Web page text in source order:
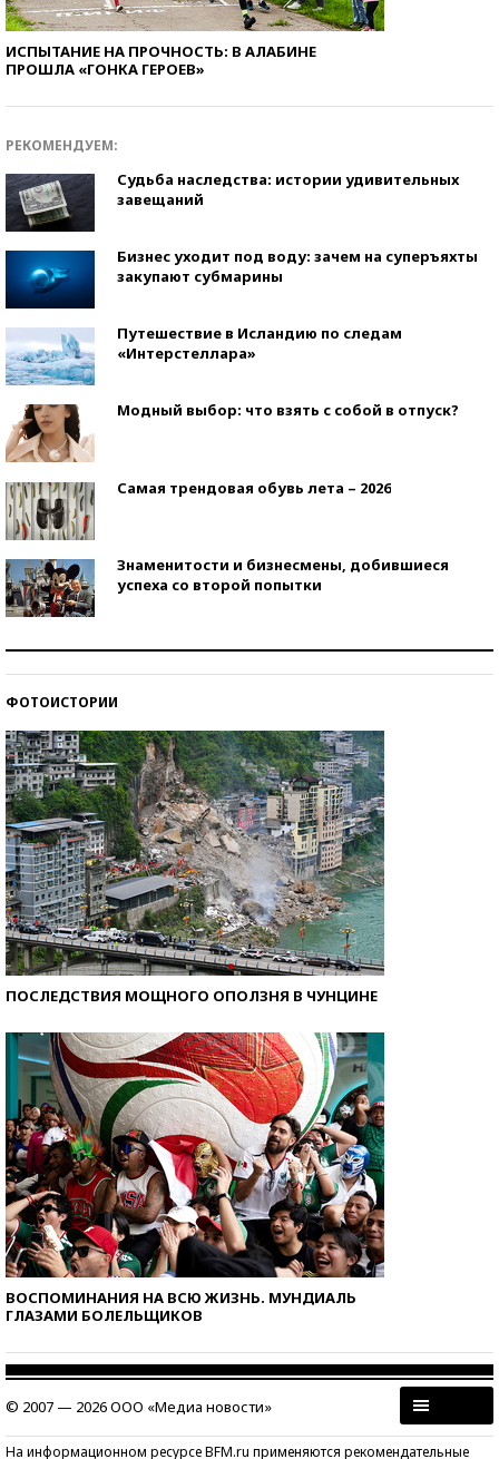
ИСПЫТАНИЕ НА ПРОЧНОСТЬ: В АЛАБИНЕ
ПРОШЛА «ГОНКА ГЕРОЕВ»
РЕКОМЕНДУЕМ:
Судьба наследства: истории удивительных
завещаний
Бизнес уходит под воду: зачем на суперъяхты
закупают субмарины
Путешествие в Исландию по следам
«Интерстеллара»
Модный выбор: что взять с собой в отпуск?
Самая трендовая обувь лета – 2026
Знаменитости и бизнесмены, добившиеся
успеха со второй попытки
ФОТОИСТОРИИ
ПОСЛЕДСТВИЯ МОЩНОГО ОПОЛЗНЯ В ЧУНЦИНЕ
ВОСПОМИНАНИЯ НА ВСЮ ЖИЗНЬ. МУНДИАЛЬ
ГЛАЗАМИ БОЛЕЛЬЩИКОВ
© 2007 — 2026 ООО «Медиа новости»
На информационном ресурсе BFM.ru применяются рекомендательные